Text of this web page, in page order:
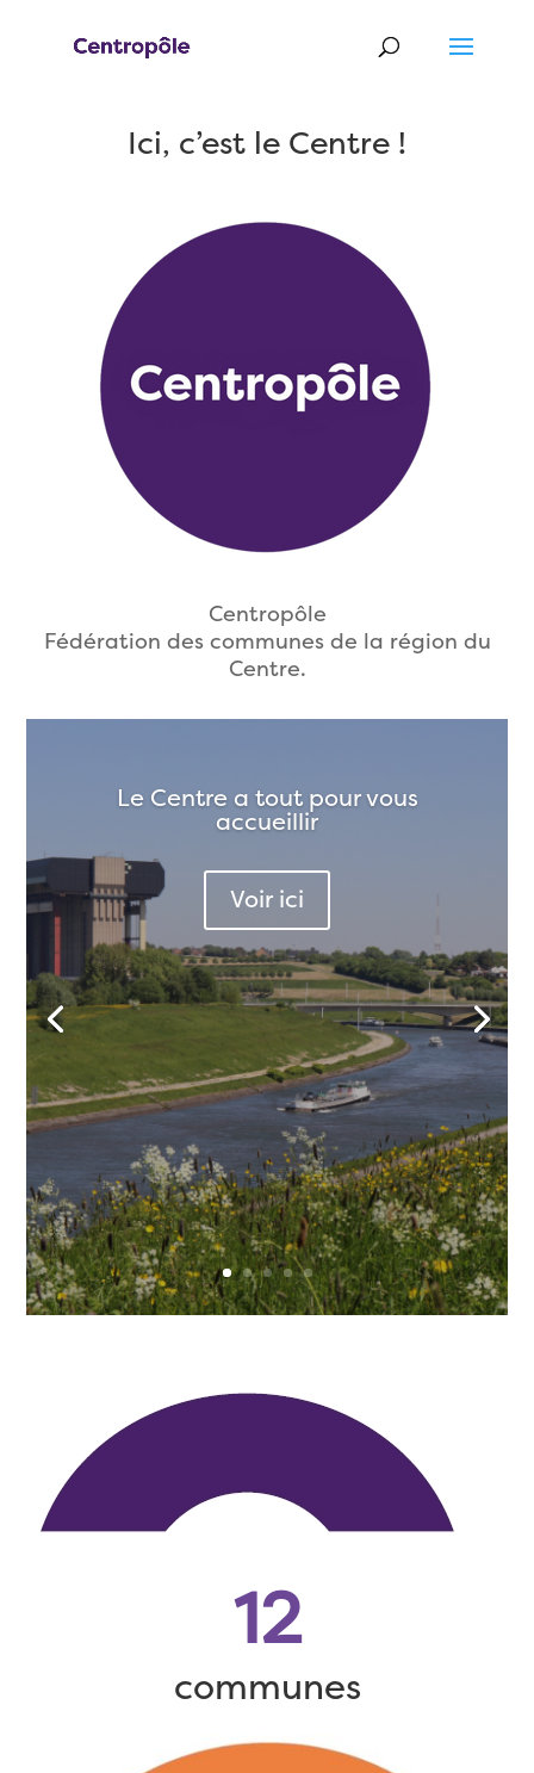
Ici, c’est le Centre !
Centropôle
Fédération des communes de la région du
Centre.
Le Centre a tout pour vous
accueillir
Voir ici
12
communes